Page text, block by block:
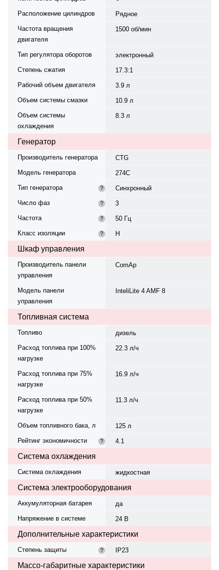
Расположение цилиндров
Рядное
Частота вращения
двигателя
1500 об/мин
Тип регулятора оборотов
электронный
Степень сжатия
17.3:1
Рабочий объем двигателя
3.9 л
Объем системы смазки
10.9 л
Объем системы
охлаждения
8.3 л
Генератор
Производитель генератора
CTG
Модель генератора
274С
Тип генератора
?
Синхронный
Число фаз
?
3
Частота
?
50 Гц
Класс изоляции
? H
Шкаф управления
Производитель панели
управления
ComAp
Модель панели
управления
InteliLite 4 AMF 8
Топливная система
Топливо
дизель
Расход топлива при 100%
нагрузке
22.3 л/ч
Расход топлива при 75%
нагрузке
16.9 л/ч
Расход топлива при 50%
нагрузке
11.3 л/ч
Объем топливного бака, л
125 л
Рейтинг экономичности
? 4.1
Система охлаждения
Система охлаждения жидкостная
Система электрооборудования
Аккумуляторная батарея
да
Напряжение в системе
24 В
Дополнительные характеристики
Степень защиты ? IP23
Массо-габаритные характеристики